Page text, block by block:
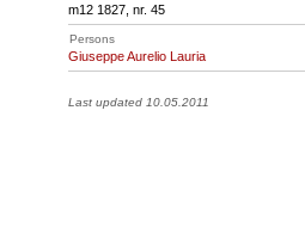
m12 1827, nr. 45
Persons
Giuseppe Aurelio Lauria
Last updated 10.05.2011